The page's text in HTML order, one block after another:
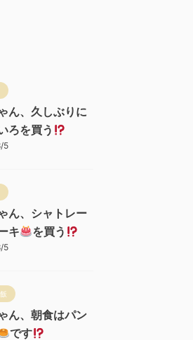
ん、久しぶりに
ろを買う
5
ん、シャトレー
キ
を買う
5
ん、朝食はパン
です